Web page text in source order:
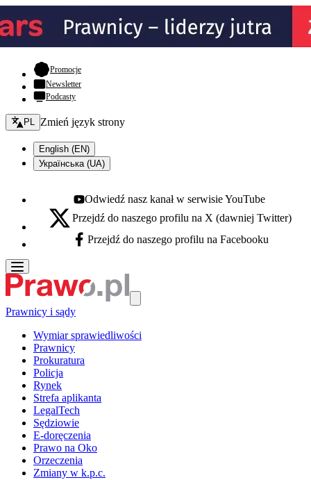
Promocje- otwiera się w nowej karcie
Newsletter
Podcasty
Zmień język - bieżący:
PL Zmień język strony
English (EN)
Українська (UA)
Youtube - otwiera się w nowej karcie
Odwiedź nasz kanał w serwisie YouTube
X - otwiera się w nowej karcie
Przejdź do naszego profilu na X (dawniej Twitter)
Facebook - otwiera się w nowej karcie
Przejdź do naszego profilu na Facebooku
Prawnicy i sądy
Wymiar sprawiedliwości
Prawnicy
Prokuratura
Policja
Rynek
Strefa aplikanta
LegalTech
Sędziowie
E-doręczenia
Prawo na Oko
Orzeczenia
Zmiany w k.p.c.